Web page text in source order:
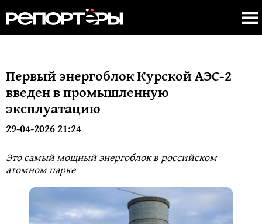
Первый энергоблок Курской АЭС-2
введен в промышленную
эксплуатацию
29-04-2026 21:24
Это самый мощный энергоблок в российском
атомном парке